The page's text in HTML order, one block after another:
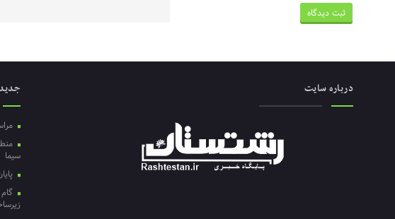
درباره سایت
سیما
پایان ۲۰ سال انتظار برای